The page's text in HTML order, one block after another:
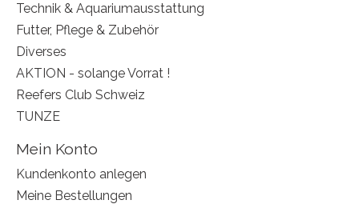
Technik & Aquariumausstattung
Futter, Pflege & Zubehör
Diverses
AKTION - solange Vorrat !
Reefers Club Schweiz
TUNZE
Mein Konto
Kundenkonto anlegen
Meine Bestellungen